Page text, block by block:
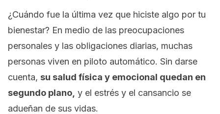
¿Cuándo fue la última vez que hiciste algo por tu
bienestar? En medio de las preocupaciones
personales y las obligaciones diarias, muchas
personas viven en piloto automático. Sin darse
cuenta, su salud física y emocional quedan en
segundo plano, y el estrés y el cansancio se
adueñan de sus vidas.